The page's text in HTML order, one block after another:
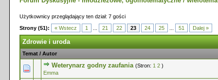
Użytkownicy przeglądający ten dział: 7 gości
Strony (51):
« Wstecz 1 21 22 23 24 25 51 Dalej »
Zdrowie i uroda
Temat / Autor
Weterynarz godny zaufania (Stron: 1 2 )
Emma
0 głosów - średnia ocena: 0 na 5 gwiazdek
1234 5